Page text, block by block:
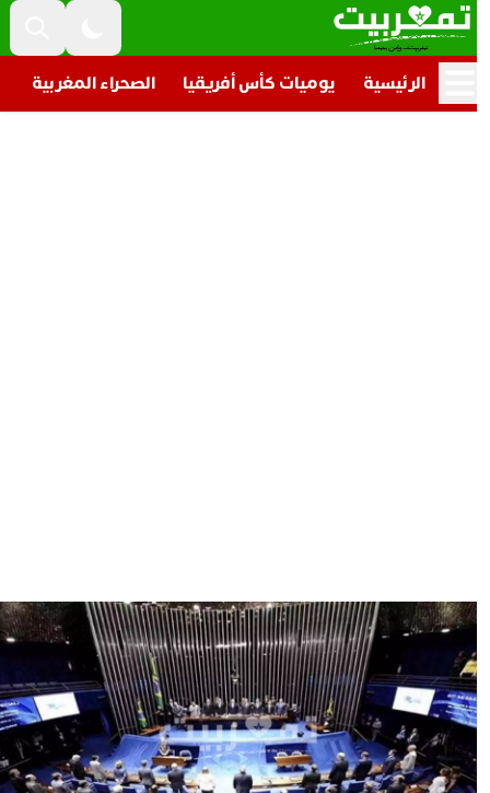
الرئيسية يوميات كأس أفريقيا الصحراء المغربية